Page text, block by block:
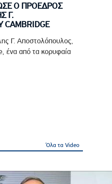
Ο ΠΡΟΕΔΡΟΣ
Γ.
Γ. Αποστολόπουλος,
ένα από τα κορυφαία
Όλα τα Video